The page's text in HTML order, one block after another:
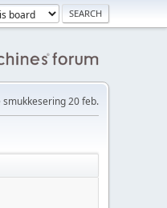
smukkesering 20 feb.